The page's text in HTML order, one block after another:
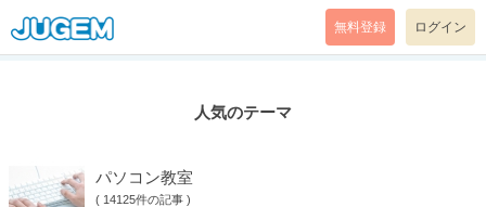
無料登録 ログイン
人気のテーマ
パソコン教室
( 14125件の記事 )